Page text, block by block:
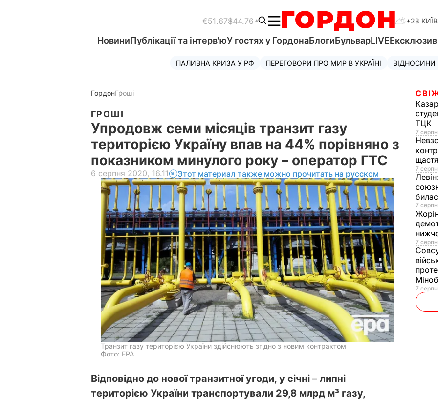
€51.67$44.76 +28 КИЇВ
НовиниПублікації та інтерв'юУ гостях у ГордонаБлогиБульварLIVEЕксклюзив
ПАЛИВНА КРИЗА У РФ ПЕРЕГОВОРИ ПРО МИР В УКРАЇНІ
ГордонГроші
ГРОШІ
Упродовж семи місяців транзит газу
територією Україну впав на 44% порівняно з
показником минулого року – оператор ГТС
6 серпня 2020, 16.11 Этот материал также можно прочитать на русском
Транзит газу територією України здійснюють згідно з новим контрактом
Фото: ЕРА
Відповідно до нової транзитної угоди, у січні – липні
територією України транспортували 29,8 млрд м³ газу,
ТЦК
7
щастя
7
Левін:
7
7
7